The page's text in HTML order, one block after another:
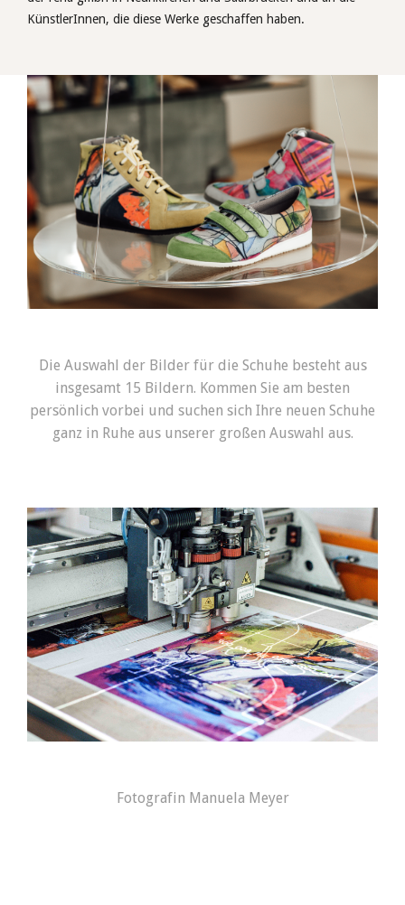
KünstlerInnen, die diese Werke geschaffen haben.
Die Auswahl der Bilder für die Schuhe besteht aus
insgesamt 15 Bildern. Kommen Sie am besten
persönlich vorbei und suchen sich Ihre neuen Schuhe
ganz in Ruhe aus unserer großen Auswahl aus.
Fotografin Manuela Meyer